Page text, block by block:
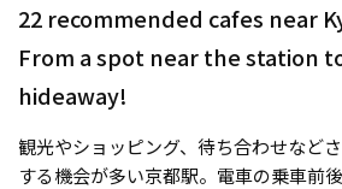
22 recommended cafes near
From a spot near the station
hideaway!
観光やショッピング、待ち合わせなど
する機会が多い京都駅。電車の乗車前